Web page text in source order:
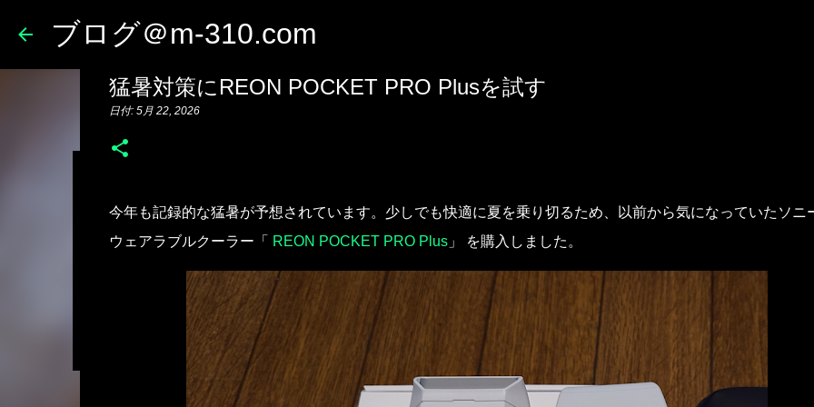
ブログ＠m-310.com
日付: 5月 30, 2026 ガジェット 日記
猛暑対策にREON POCKET PRO Plusを試す
日付: 5月 22, 2026
今年も記録的な猛暑が予想されています。少しでも快適に夏を乗り切るため、以前から気になっていたソニ
ウェアラブルクーラー「
REON POCKET PRO Plus」 を購入しました。